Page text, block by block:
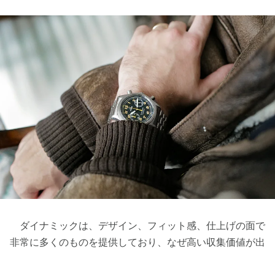
ダイナミックは、デザイン、フィット感、仕上げの面で
非常に多くのものを提供しており、なぜ高い収集価値が出